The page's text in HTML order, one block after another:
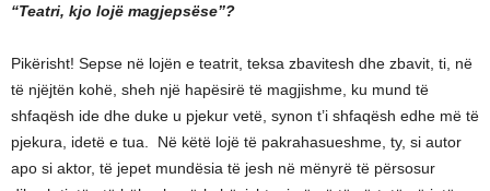
“Teatri, kjo lojë magjepsëse”?
Pikërisht! Sepse në lojën e teatrit, teksa zbavitesh dhe zbavit, ti, në
të njëjtën kohë, sheh një hapësirë të magjishme, ku mund të
shfaqësh ide dhe duke u pjekur vetë, synon t’i shfaqësh edhe më të
pjekura, idetë e tua. Në këtë lojë të pakrahasueshme, ty, si autor
apo si aktor, të jepet mundësia të jesh në mënyrë të përsosur